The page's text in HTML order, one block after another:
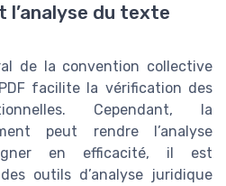
l’analyse du texte
de la convention collective
facilite la vérification des
Cependant, la
peut rendre l’analyse
en efficacité, il est
outils d’analyse juridique